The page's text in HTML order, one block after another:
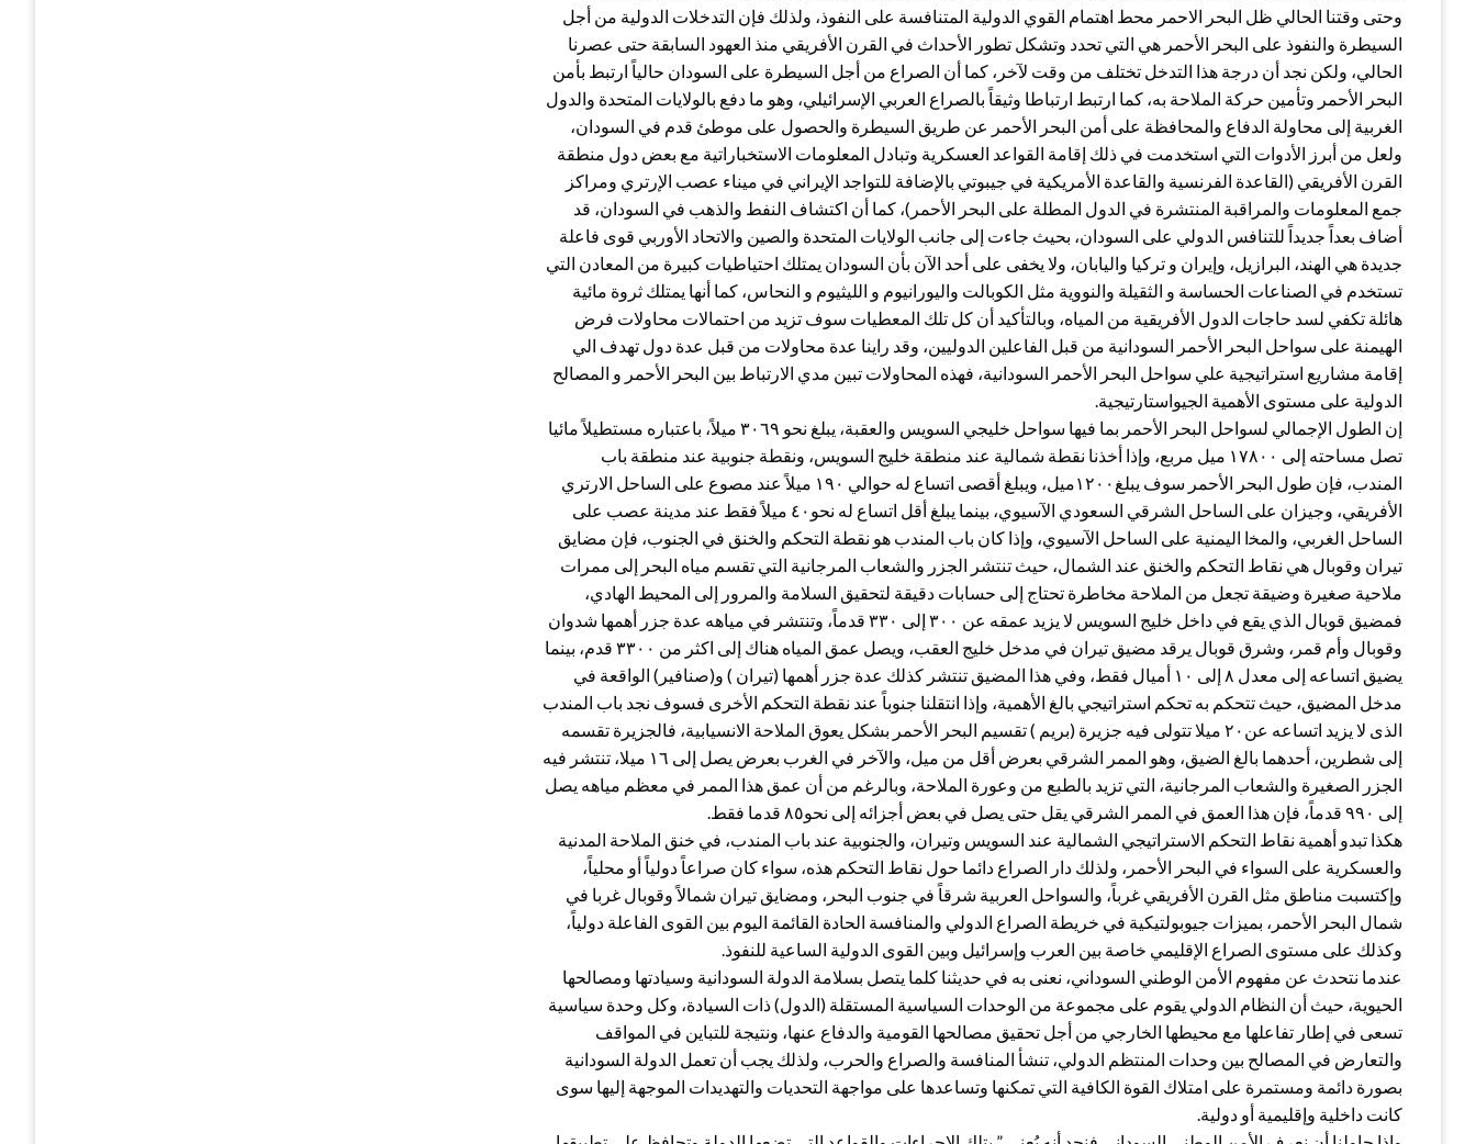
وحتى وقتنا الحالي ظل البحر الاحمر محط اهتمام القوي الدولية المتنافسة على النفوذ، ولذلك فإن التدخلات الدولية من أجل
السيطرة والنفوذ على البحر الأحمر هي التي تحدد وتشكل تطور الأحداث في القرن الأفريقي‏ منذ العهود السابقة حتى عصرنا
الحالي، ولكن نجد أن درجة هذا التدخل تختلف من وقت لآخر‏،‏ كما أن الصراع من أجل السيطرة على السودان حالياً ارتبط بأمن
البحر الأحمر وتأمين حركة الملاحة به، كما ارتبط ارتباطا وثيقاً بالصراع العربي الإسرائيلي،‏ وهو ما دفع بالولايات المتحدة والدول
الغربية إلى محاولة الدفاع والمحافظة على أمن البحر الأحمر عن طريق السيطرة والحصول على موطئ قدم في السودان،
ولعل من أبرز الأدوات التي استخدمت في ذلك إقامة القواعد العسكرية وتبادل المعلومات الاستخباراتية مع بعض دول منطقة
القرن الأفريقي (القاعدة الفرنسية والقاعدة الأمريكية في جيبوتي بالإضافة للتواجد الإيراني في ميناء عصب الإرتري ومراكز
جمع المعلومات والمراقبة المنتشرة في الدول المطلة على البحر الأحمر)، كما أن اكتشاف النفط والذهب في السودان، قد
أضاف بعداً جديداً للتنافس الدولي على السودان‏، بحيث جاءت إلى جانب الولايات المتحدة والصين والاتحاد الأوربي قوى فاعلة
جديدة هي الهند، البرازيل، وإيران و تركيا واليابان، ولا يخفى على أحد الآن بأن السودان يمتلك احتياطيات كبيرة من المعادن التي
تستخدم في الصناعات الحساسة و الثقيلة والنووية مثل الكوبالت واليورانيوم و الليثيوم و النحاس، كما أنها يمتلك ثروة مائية
هائلة تكفي لسد حاجات الدول الأفريقية من المياه، وبالتأكيد أن كل تلك المعطيات سوف تزيد من احتمالات محاولات فرض
الهيمنة على سواحل البحر الأحمر السودانية من قبل الفاعلين الدوليين، وقد راينا عدة محاولات من قبل عدة دول تهدف الي
إقامة مشاريع استراتيجية علي سواحل البحر الأحمر السودانية، فهذه المحاولات تبين مدي الارتباط بين البحر الأحمر و المصالح
الدولية على مستوى الأهمية الجيواستارتيجية.
إن الطول الإجمالي لسواحل البحر الأحمر بما فيها سواحل خليجي السويس والعقبة، يبلغ نحو ٣٠٦٩ ميلاً، باعتباره مستطيلاً مائيا
تصل مساحته إلى ١٧٨٠٠ ميل مربع، وإذا أخذنا نقطة شمالية عند منطقة خليج السويس، ونقطة جنوبية عند منطقة باب
المندب، فإن طول البحر الأحمر سوف يبلغ١٢٠٠ميل، ويبلغ أقصى اتساع له حوالي ١٩٠ ميلاً عند مصوع على الساحل الارتري
الأفريقي، وجيزان على الساحل الشرقي السعودي الآسيوي، بينما يبلغ أقل اتساع له نحو٤٠ ميلاً فقط عند مدينة عصب على
الساحل الغربي، واﻟﻤﺨا اليمنية على الساحل الآسيوي، وإذا كان باب المندب هو نقطة التحكم والخنق في الجنوب، فإن مضايق
تيران وقوبال هي نقاط التحكم والخنق عند الشمال، حيث تنتشر الجزر والشعاب المرجانية التي تقسم مياه البحر إلى ممرات
ملاحية صغيرة وضيقة تجعل من الملاحة مخاطرة تحتاج إلى حسابات دقيقة لتحقيق السلامة والمرور إلى المحيط الهادي،
فمضيق قوبال الذي يقع في داخل خليج السويس لا يزيد عمقه عن ٣٠٠ إلى ٣٣٠ قدماً، وتنتشر في مياهه عدة جزر أهمها شدوان
وقوبال وأم قمر، وشرق قوبال يرقد مضيق تيران في مدخل خليج العقب، ويصل عمق المياه هناك إلى اكثر من ٣٣٠٠ قدم، بينما
يضيق اتساعه إلى معدل ٨ إلى ١٠ أميال فقط، وفي هذا المضيق تنتشر كذلك عدة جزر أهمها (تيران ) و(صنافير) الواقعة في
مدخل المضيق، حيث تتحكم به تحكم استراتيجي بالغ الأهمية، وإذا انتقلنا جنوباً عند نقطة التحكم الأخرى فسوف نجد باب المندب
الذى لا يزيد اتساعه عن٢٠ ميلا تتولى فيه جزيرة (بريم ) تقسيم البحر الأحمر بشكل يعوق الملاحة الانسيابية، فالجزيرة تقسمه
إلى شطرين، أحدهما بالغ الضيق، وهو الممر الشرقي بعرض أقل من ميل، والآخر في الغرب بعرض يصل إلى ١٦ ميلا، تنتشر فيه
الجزر الصغيرة والشعاب المرجانية، التي تزيد بالطبع من وعورة الملاحة، وبالرغم من أن عمق هذا الممر في معظم مياهه يصل
إلى ٩٩٠ قدماً، فإن هذا العمق في الممر الشرقي يقل حتى يصل في بعض أجزائه إلى نحو٨٥ قدما فقط.
هكذا تبدو أهمية نقاط التحكم الاستراتيجي الشمالية عند السويس وتيران، والجنوبية عند باب المندب، في خنق الملاحة المدنية
والعسكرية على السواء في البحر الأحمر، ولذلك دار الصراع دائما حول نقاط التحكم هذه، سواء كان صراعاً دولياً أو محلياً،
وإكتسبت مناطق مثل القرن الأفريقي غرباً، والسواحل العربية شرقاً في جنوب البحر، ومضايق تيران شمالاً وقوبال غربا في
شمال البحر الأحمر، بميزات جيوبولتيكية في خريطة الصراع الدولي والمنافسة الحادة القائمة اليوم بين القوى الفاعلة دولياً،
وكذلك على مستوى الصراع الإقليمي خاصة بين العرب وإسرائيل وبين القوى الدولية الساعية للنفوذ.
عندما نتحدث عن مفهوم الأمن الوطني السوداني، نعنى به في حديثنا كلما يتصل بسلامة الدولة السودانية وسيادتها ومصالحها
الحيوية، حيث أن النظام الدولي يقوم على مجموعة من الوحدات السياسية المستقلة (الدول) ذات السيادة، وكل وحدة سياسية
تسعى في إطار تفاعلها مع محيطها الخارجي من أجل تحقيق مصالحها القومية والدفاع عنها، ونتيجة للتباين في المواقف
والتعارض في المصالح بين وحدات المنتظم الدولي، تنشأ المنافسة والصراع والحرب، ولذلك يجب أن تعمل الدولة السودانية
بصورة دائمة ومستمرة على امتلاك القوة الكافية التي تمكنها وتساعدها على مواجهة التحديات والتهديدات الموجهة إليها سوى
كانت داخلية وإقليمية أو دولية.